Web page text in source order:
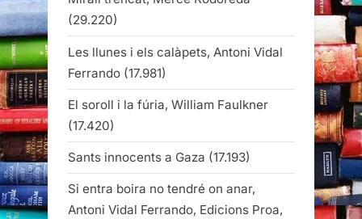
(29.220)
Les llunes i els calàpets, Antoni Vidal
Ferrando (17.981)
El soroll i la fúria, William Faulkner
(17.420)
Sants innocents a Gaza (17.193)
Si entra boira no tendré on anar,
Antoni Vidal Ferrando, Edicions Proa,